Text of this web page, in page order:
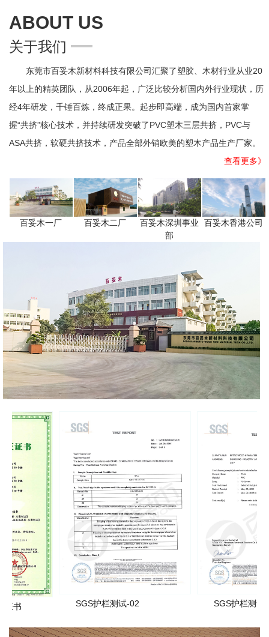
ABOUT US
关于我们 —
东莞市百妥木新材料科技有限公司汇聚了塑胶、木材行业从业20
年以上的精英团队，从2006年起，广泛比较分析国内外行业现状，历
经4年研发，千锤百炼，终成正果。起步即高端，成为国内首家掌
握“共挤”核心技术，并持续研发突破了PVC塑木三层共挤，PVC与
ASA共挤，软硬共挤技术，产品全部外销欧美的塑木产品生产厂家。
查看更多》
百妥木一厂 百妥木二厂
百妥木深圳事业
部
百妥木香港公司
SGS护栏测试-02 SGS护栏测试-01